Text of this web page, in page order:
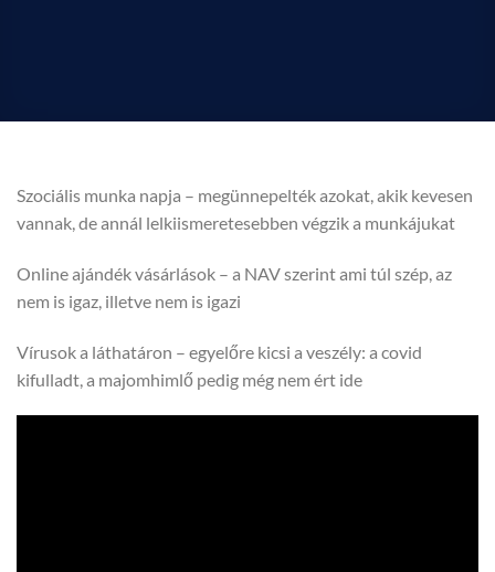
Szociális munka napja – megünnepelték azokat, akik kevesen
vannak, de annál lelkiismeretesebben végzik a munkájukat
Online ajándék vásárlások – a NAV szerint ami túl szép, az
nem is igaz, illetve nem is igazi
Vírusok a láthatáron – egyelőre kicsi a veszély: a covid
kifulladt, a majomhimlő pedig még nem ért ide